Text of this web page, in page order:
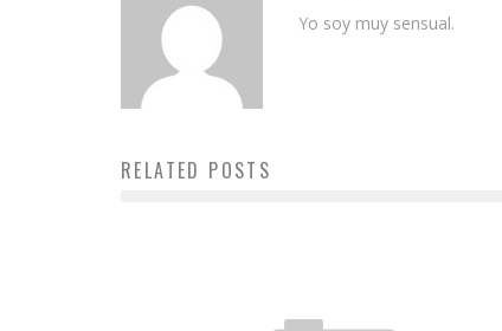
Yo soy muy sensual.
RELATED POSTS